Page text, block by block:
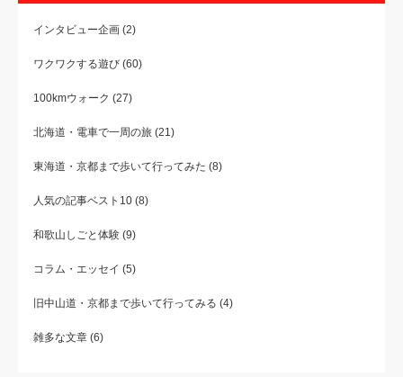
インタビュー企画 (2)
ワクワクする遊び (60)
100kmウォーク (27)
北海道・電車で一周の旅 (21)
東海道・京都まで歩いて行ってみた (8)
人気の記事ベスト10 (8)
和歌山しごと体験 (9)
コラム・エッセイ (5)
旧中山道・京都まで歩いて行ってみる (4)
雑多な文章 (6)